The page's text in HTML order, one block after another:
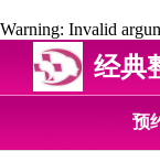
Warning: Invalid
经典
预